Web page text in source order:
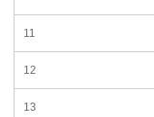
11
12
13